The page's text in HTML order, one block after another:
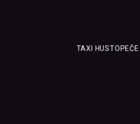
TAXI HUSTOPEČE